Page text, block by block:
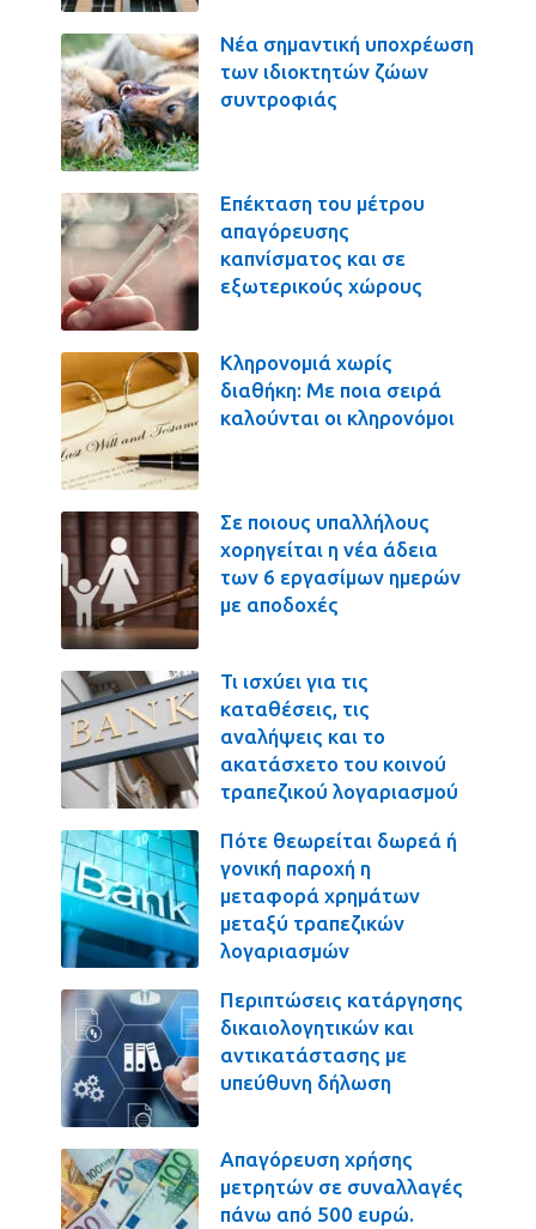
Νέα σημαντική υποχρέωση
των ιδιοκτητών ζώων
συντροφιάς
Επέκταση του μέτρου
απαγόρευσης
καπνίσματος και σε
εξωτερικούς χώρους
Κληρονομιά χωρίς
διαθήκη: Με ποια σειρά
καλούνται οι κληρονόμοι
Σε ποιους υπαλλήλους
χορηγείται η νέα άδεια
των 6 εργασίμων ημερών
με αποδοχές
Τι ισχύει για τις
καταθέσεις, τις
αναλήψεις και το
ακατάσχετο του κοινού
τραπεζικού λογαριασμού
Πότε θεωρείται δωρεά ή
γονική παροχή η
μεταφορά χρημάτων
μεταξύ τραπεζικών
λογαριασμών
Περιπτώσεις κατάργησης
δικαιολογητικών και
αντικατάστασης με
υπεύθυνη δήλωση
Απαγόρευση χρήσης
μετρητών σε συναλλαγές
πάνω από 500 ευρώ.